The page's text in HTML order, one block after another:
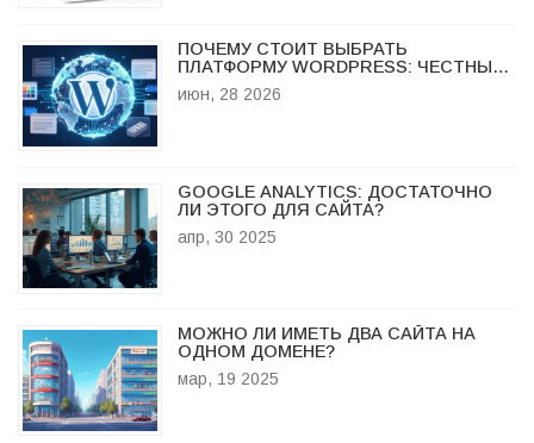
ПОЧЕМУ СТОИТ ВЫБРАТЬ
ПЛАТФОРМУ WORDPRESS: ЧЕСТНЫЙ
РАЗБОР ПЛЮСОВ И МИНУСОВ В 2026
ГОДУ
июн, 28 2026
GOOGLE ANALYTICS: ДОСТАТОЧНО
ЛИ ЭТОГО ДЛЯ САЙТА?
апр, 30 2025
МОЖНО ЛИ ИМЕТЬ ДВА САЙТА НА
ОДНОМ ДОМЕНЕ?
мар, 19 2025